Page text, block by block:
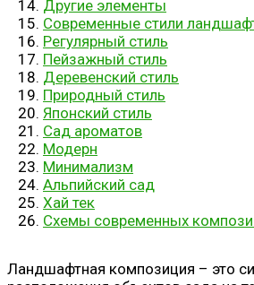
Другие элементы
Современные стили
Регулярный стиль
Пейзажный стиль
Деревенский стиль
Природный стиль
Японский стиль
Сад ароматов
Модерн
Минимализм
Альпийский сад
Хай тек
Схемы современных
Ландшафтная композиция – это